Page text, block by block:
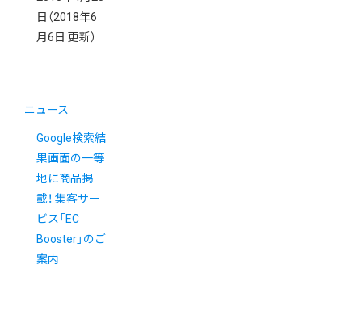
日 （2018年6
月6日 更新）
ニュース
Google検索結
果画面の一等
地に商品掲
載！ 集客サー
ビス「EC
Booster」のご
案内